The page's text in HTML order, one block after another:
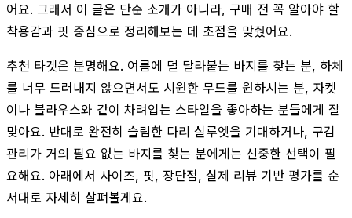
어요. 그래서 이 글은 단순 소개가 아니라, 구매 전 꼭 알아야 할
착용감과 핏 중심으로 정리해보는 데 초점을 맞췄어요.
추천 타겟은 분명해요. 여름에 덜 달라붙는 바지를 찾는 분, 하체
를 너무 드러내지 않으면서도 시원한 무드를 원하시는 분, 자켓
이나 블라우스와 같이 차려입는 스타일을 좋아하는 분들에게 잘
맞아요. 반대로 완전히 슬림한 다리 실루엣을 기대하거나, 구김
관리가 거의 필요 없는 바지를 찾는 분에게는 신중한 선택이 필
요해요. 아래에서 사이즈, 핏, 장단점, 실제 리뷰 기반 평가를 순
서대로 자세히 살펴볼게요.